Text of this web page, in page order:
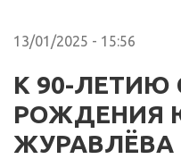
13/01/2025 - 15:56
К 90-ЛЕТИЮ
РОЖДЕНИЯ
ЖУРАВЛЁВА